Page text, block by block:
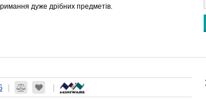
дуже дрібних предметів.